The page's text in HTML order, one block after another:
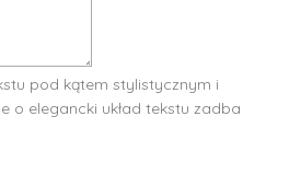
pod kątem stylistycznym i
o elegancki układ tekstu zadba